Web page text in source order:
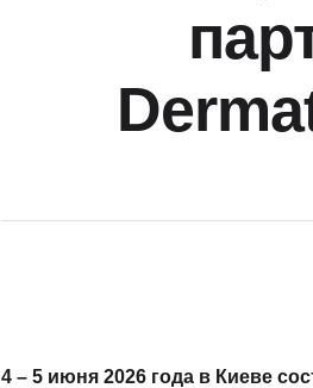
4 – 5 июня 2026 года в Киеве